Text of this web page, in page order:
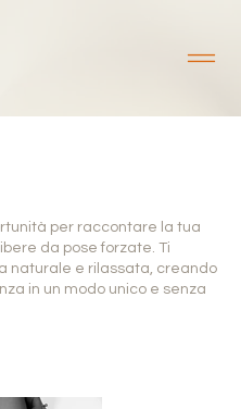
per raccontare la tua
da pose forzate. Ti
naturale e rilassata, creando
in un modo unico e senza